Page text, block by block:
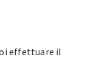
effettuare il